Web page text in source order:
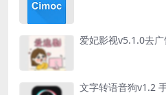
爱妃影视v5.1.0去
文字转语音狗v1.2